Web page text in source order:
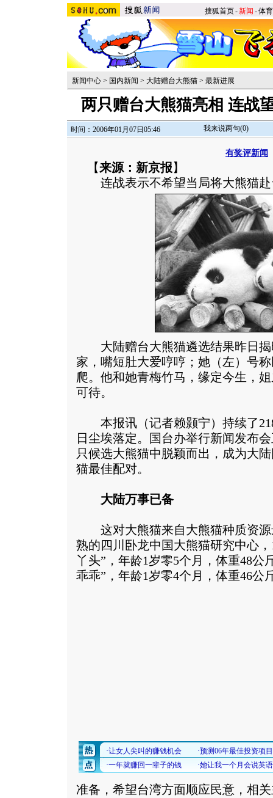
搜狐首页-新闻 -体育
新闻中心 > 国内新闻 > 大陆赠台大熊猫 > 最新进展
两只赠台大熊猫亮相 连战
时间：2006年01月07日05:46 我来说两句(0)
有奖评新闻
【来源：新京报 】
连战表示不希望当局将大熊猫赴
大陆赠台大熊猫遴选结果昨日揭
家，嘴短肚大爱哼哼；她（左）号
爬。他和她青梅竹马，缘定今生，
可待。
本报讯（记者赖颢宁）持续了
日尘埃落定。国台办举行新闻发布
只候选大熊猫中脱颖而出，成为大
猫最佳配对。
大陆万事已备
这对大熊猫来自大熊猫种质资源
熟的四川卧龙中国大熊猫研究中心
丫头”，年龄1岁零5个月，体重48公
乖乖”，年龄1岁零4个月，体重46公
准备，希望台湾方面顺应民意，相